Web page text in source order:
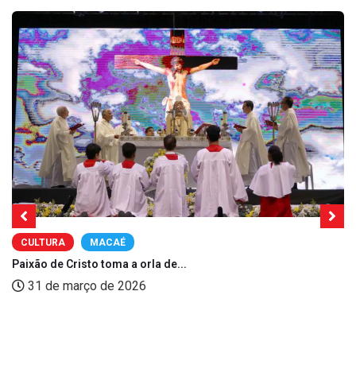
CULTURA MACAÉ
Paixão de Cristo toma a orla de...
31 de março de 2026